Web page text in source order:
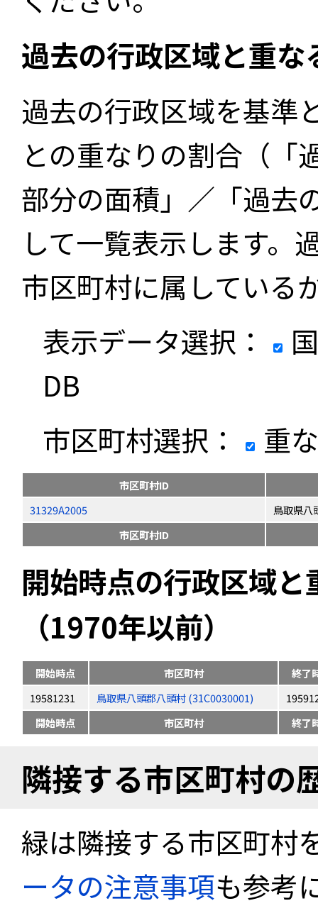
過去の行政区域と重
過去の行政区域を基準
との重なりの割合（「
部分の面積」／「過去
して一覧表示します。
市区町村に属している
表示データ選択：
DB
市区町村選択：
重
市区町村ID
31329A2005
鳥取県八
市区町村ID
開始時点の行政区域
（1970年以前）
開始時点 市区町村
終了
19581231
鳥取県八頭郡八頭村 (31C0030001)
開始時点
市区町村 終了
隣接する市区町村の
緑は隣接する市区町村
ータの注意事項も参考